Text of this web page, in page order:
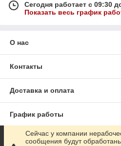
Сегодня работает с 09:30
Показать весь график
О нас
Контакты
Доставка и оплата
График работы
Полная версия сайта
Сейчас у компании
сообщения будут